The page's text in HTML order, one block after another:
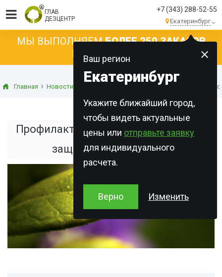
ГЛАВ
ДЕЗЦЕНТР
+7 (343) 288-52-55
Екатеринбург
Ваш регион
Екатеринбург
Укажите ближайший город,
чтобы видеть актуальные
цены или отправьте заявку
для индивидуального
расчета.
Верно Изменить
МЫ ВЫПОЛНЯЕМБОЛЕЕ 250 ЗАКАЗОВ
КАЖДЫЙ ДЕНЬ!
Главная Новости Статьи о дезинсекции Профилактика
Профилактика укусов клещей: меры
защиты от насекомых